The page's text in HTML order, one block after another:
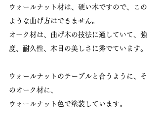
ウォールナット材は、硬い木ですので、この
ような曲げ方はできません。
オーク材は、曲げ木の技法に適していて、強
度、耐久性、木目の美しさに秀でています。
ウォールナットのテーブルと合うように、そ
のオーク材に、
ウォールナット色で塗装しています。